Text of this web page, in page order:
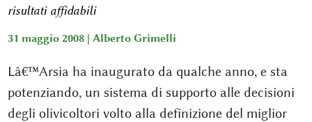
risultati affidabili
31 maggio 2008 | Alberto Grimelli
Lâ€™Arsia ha inaugurato da qualche anno, e sta
potenziando, un sistema di supporto alle decisioni
degli olivicoltori volto alla definizione del miglior